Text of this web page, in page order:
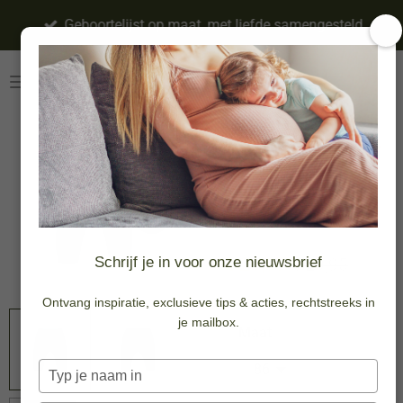
Schrijf je in voor onze nieuwsbrief
Ontvang inspiratie, exclusieve tips & acties, rechtstreeks in
je mailbox.
Typ
je
direct
de
hoofdinhoud
Geboortelijst op maat, met liefde samengesteld
broek strong -
mediterranea
-30%
€ 20,97€ 29,95